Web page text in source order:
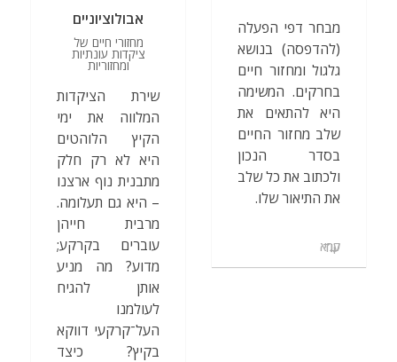
אבולוציוניים
מחזורי חיים של
ציקדות עונתיות
ומחזוריות
שירת הציקדות
המלווה את ימי
הקיץ הלוהטים
היא לא רק חלק
מתבנית נוף ארצנו
– היא גם תעלומה.
מרבית חייהן
עוברים בקרקע;
מדוע? מה מניע
אותן להגיח
לעולמנו
העל־קרקעי דווקא
בקיץ? כיצד
מבחר דפי הפעלה
(להדפסה) בנושא
גלגול ומחזור חיים
בחרקים. המשימה
היא להתאים את
שלב מחזור החיים
בסדר הנכון
ולכתוב את כל שלב
את התיאור שלו.
קרא עוד